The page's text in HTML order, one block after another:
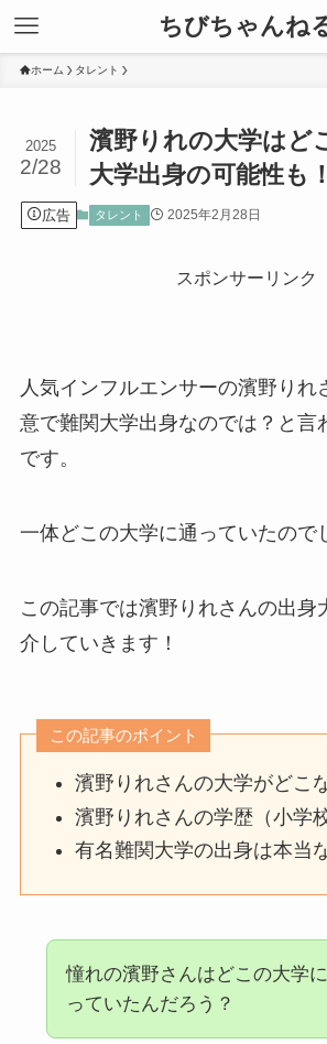
ちびちゃんね
ホーム タレント
濱野りれの大学はど
大学出身の可能性も！
2025
2/28
広告 タレント 2025年2月28日
スポンサーリンク
人気インフルエンサーの濱野りれ
意で難関大学出身なのでは？と言
です。
一体どこの大学に通っていたので
この記事では濱野りれさんの出身
介していきます！
この記事のポイント
濱野りれさんの大学がどこ
濱野りれさんの学歴（小学
有名難関大学の出身は本当
憧れの濱野さんはどこの大学
っていたんだろう？